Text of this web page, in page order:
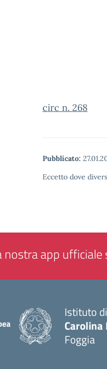
circ n. 268
Pubblicato:
Eccetto dove
nostra app ufficiale
Istituto
Carolina
Foggia